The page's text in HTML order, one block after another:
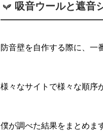
吸音ウールと遮音
防音壁を自作する際に、一
様々なサイトで様々な順序
僕が調べた結果をまとめま